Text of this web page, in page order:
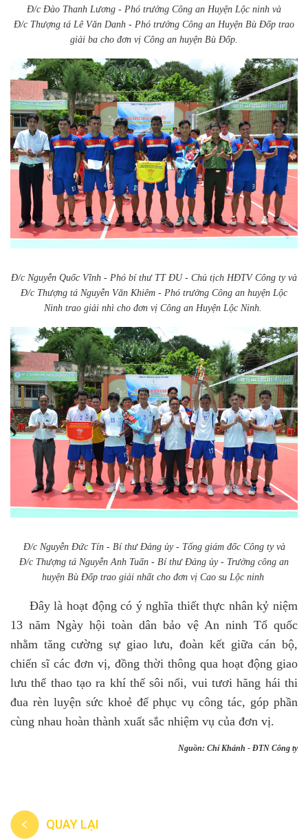
Đ/c Đào Thanh Lương - Phó trưởng Công an Huyện Lộc ninh và
Đ/c Thượng tá Lê Văn Danh - Phó trưởng Công an Huyện Bù Đốp trao
giải ba cho đơn vị Công an huyện Bù Đốp.
Đ/c Nguyễn Quốc Vĩnh - Phó bí thư TT ĐU - Chủ tịch HĐTV Công ty và
Đ/c Thượng tá Nguyễn Văn Khiêm - Phó trưởng Công an huyện Lộc
Ninh trao giải nhì cho đơn vị Công an Huyện Lộc Ninh.
Đ/c Nguyễn Đức Tín - Bí thư Đảng ủy - Tổng giám đốc Công ty và
Đ/c Thượng tá Nguyễn Anh Tuấn - Bí thư Đảng ủy - Trưởng công an
huyện Bù Đốp trao giải nhất cho đơn vị Cao su Lộc ninh
Đây là hoạt động có ý nghĩa thiết thực nhân kỷ niệm
13 năm Ngày hội toàn dân bảo vệ An ninh Tổ quốc
nhằm tăng cường sự giao lưu, đoàn kết giữa cán bộ,
chiến sĩ các đơn vị, đồng thời thông qua hoạt động giao
lưu thể thao tạo ra khí thế sôi nổi, vui tươi hăng hái thi
đua rèn luyện sức khoẻ để phục vụ công tác, góp phần
cùng nhau hoàn thành xuất sắc nhiệm vụ của đơn vị.
Nguồn: Chí Khánh - ĐTN Công ty
QUAY LẠI